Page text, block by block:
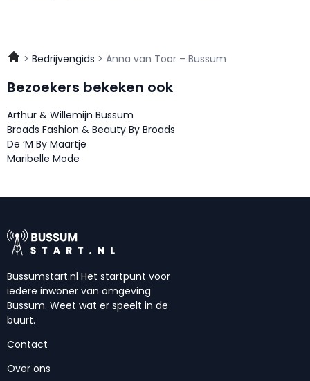
Bedrijvengids Anna van Toor – Bussum
Bezoekers bekeken ook
Arthur & Willemijn Bussum
Broads Fashion & Beauty By Broads
De ‘M By Maartje
Maribelle Mode
Bussumstart.nl Het startpunt voor
iedere inwoner van omgeving
Bussum. Weet wat er speelt in de
buurt.
Contact
Over ons